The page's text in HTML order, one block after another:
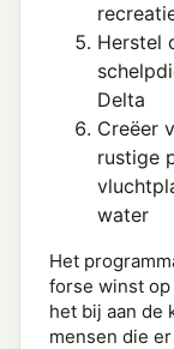
Herstel
Delta
Creëer
rustige
water
Het
forse winst
het bij aan de
mensen die